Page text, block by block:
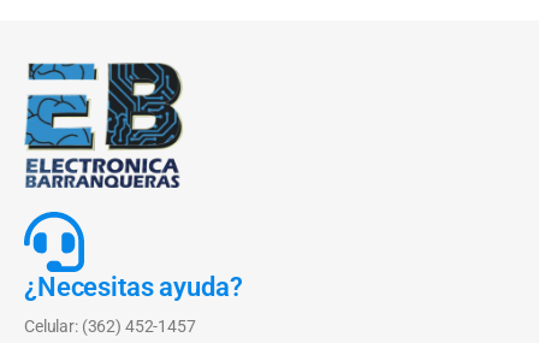
¿Necesitas ayuda?
Celular: (362) 452-1457